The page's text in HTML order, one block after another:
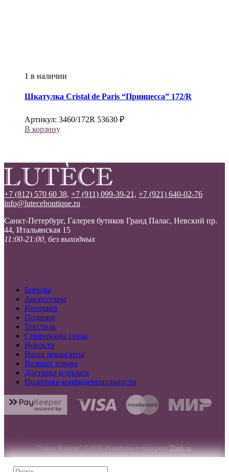
1 в наличии
Шкатулка Cristal de Paris “Принцесса” 172/R
Артикул: 3460/172R 53630 ₽
В корзину
+7 (812) 570 60 38, +7 (911) 099-39-21, +7 (921) 640-02-76
info@luteceboutique.ru
Санкт-Петербург, Галерея бутиков Гранд Палас, Невский пр.
44, Итальянская 15
11:00-21:00, без выходных
Бренды
Аксессуары
Интерьер
Подарки
Текстиль
Сервировка стола
Новости
Наши реквизиты
Возврат товара
Доставка и оплата
Политика конфиденциальности
"Lutece Boutique" © 2026. Разработка и поддержкаITonly.ru